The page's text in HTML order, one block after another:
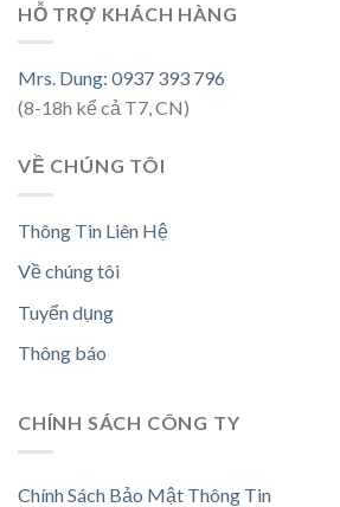
HỖ TRỢ KHÁCH HÀNG
Mrs. Dung: 0937 393 796
(8-18h kể cả T7, CN)
VỀ CHÚNG TÔI
Thông Tin Liên Hệ
Về chúng tôi
Tuyển dụng
Thông báo
CHÍNH SÁCH CÔNG TY
Chính Sách Bảo Mật Thông Tin